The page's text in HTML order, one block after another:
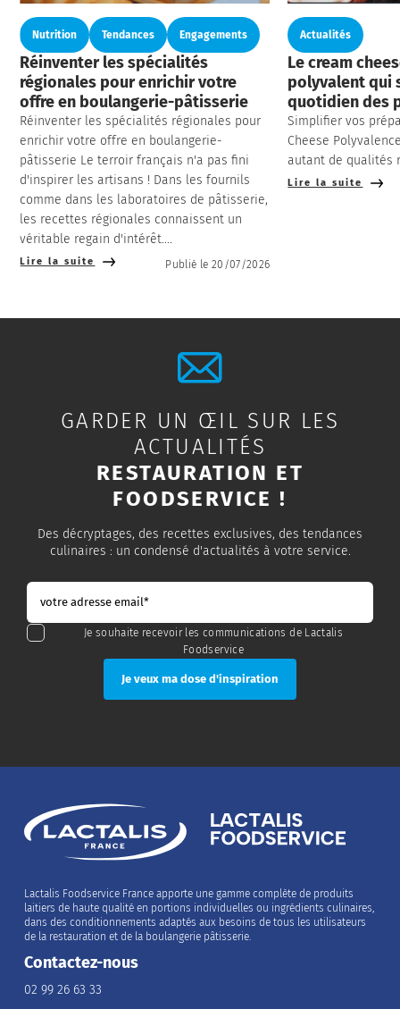
Nutrition Tendances Engagements
Réinventer les spécialités
régionales pour enrichir votre
offre en boulangerie-pâtisserie
Réinventer les spécialités régionales pour
enrichir votre offre en boulangerie-
pâtisserie Le terroir français n'a pas fini
d'inspirer les artisans ! Dans les fournils
comme dans les laboratoires de pâtisserie,
les recettes régionales connaissent un
véritable regain d'intérêt....
Lire la suite Publié le 20/07/2026
Actualités
Le cream
polyvalent qui
quotidien des
Simplifier vos
Cheese
autant de qualités
Lire la suite
GARDER UN ŒIL SUR LES
ACTUALITÉS
RESTAURATION ET
FOODSERVICE !
Des décryptages, des recettes exclusives, des tendances
culinaires : un condensé d'actualités à votre service.
Je souhaite recevoir les communications de Lactalis
Foodservice
Lactalis Foodservice France apporte une gamme complète de produits
laitiers de haute qualité en portions individuelles ou ingrédients culinaires,
dans des conditionnements adaptés aux besoins de tous les utilisateurs
de la restauration et de la boulangerie pâtisserie.
Contactez-nous
02 99 26 63 33